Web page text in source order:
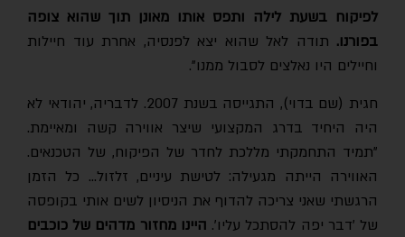
לפיקוח בשעת לילה ותפס אותו מאונן תוך שהוא צופה
בפורנו.תודה לאל שהוא יצא לפנסיה, אחרת עוד חיילות
וחיילים היו נאלצים לסבול ממנו".
חגית (שם בדוי), התגייסה בשנת 2007. לדבריה, יהודאי לא
היה היחיד בדרג המקצועי שיצר אווירה קשה ומאיימת.
"תמיד התחמקתי מללכת לחדר של הפיקוח, של הטכנאים.
האווירה הייתה מגעילה: לטישת עיניים, זלזול… כל הזמן
הרגשתי שאני צריכה להדוף את הניסיון לשים אותי בקופסה
של 'דבר יפה להסתכל עליו'.היינו מחזור מדהים של כוכבים